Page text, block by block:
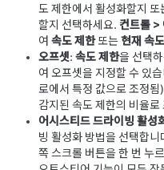
도 제한에서 활성화할지
할지 선택하세요. 컨트롤 >
여 속도 제한또는현재 속도
오프셋: 속도 제한을 선택
여 오프셋을 지정할 수 있
로에서 특정 값으로 조정됨
감지된 속도 제한의 비율
어시스티드 드라이빙 활성
빙 활성화 방법을 선택합니
쪽 스크롤 버튼을 한 번 누